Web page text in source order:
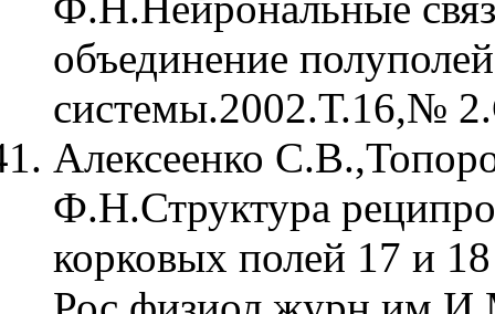
объединение
системы.2002.Т.16,№
Алексеенко
Ф.Н.Структура
корковых полей 17 и